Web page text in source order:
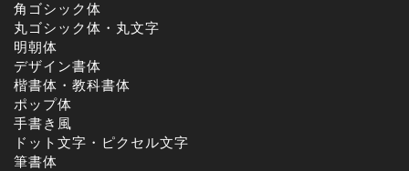
角ゴシック体
丸ゴシック体・丸文字
明朝体
デザイン書体
楷書体・教科書体
ポップ体
手書き風
ドット文字・ピクセル文字
筆書体